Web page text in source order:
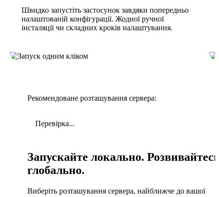
Швидко запустіть застосунок завдяки попередньо
налаштованій конфігурації. Жодної ручної
інсталяції чи складних кроків налаштування.
Рекомендоване розташування сервера:
Перевірка...
Запускайте локально.
глобально.
Виберіть розташування сервера, найближче до вашої